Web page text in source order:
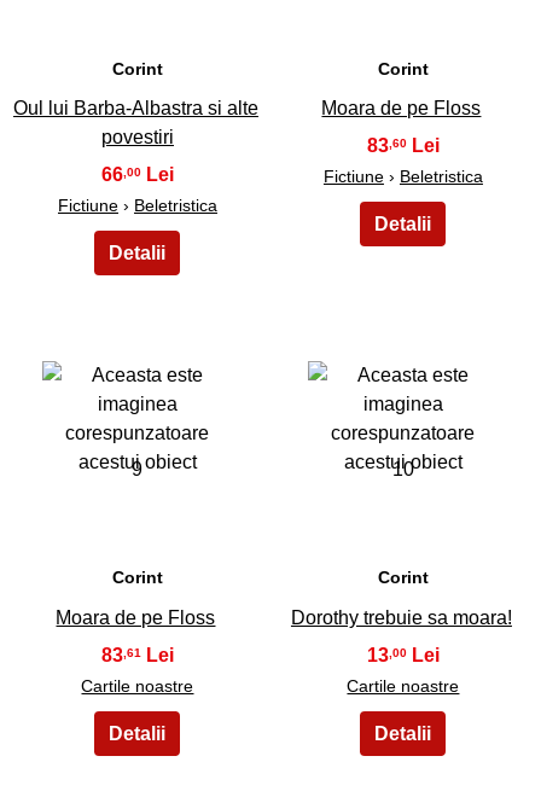
Corint
Oul lui Barba-Albastra si alte
povestiri
66,00
Fictiune› Beletristica
Corint
Moara de pe Floss
83,60
Fictiune› Beletristica
9
Corint
Moara de pe Floss
83 ,61
Cartile noastre
10
Corint
Dorothy trebuie sa moara!
13 ,00
Cartile noastre